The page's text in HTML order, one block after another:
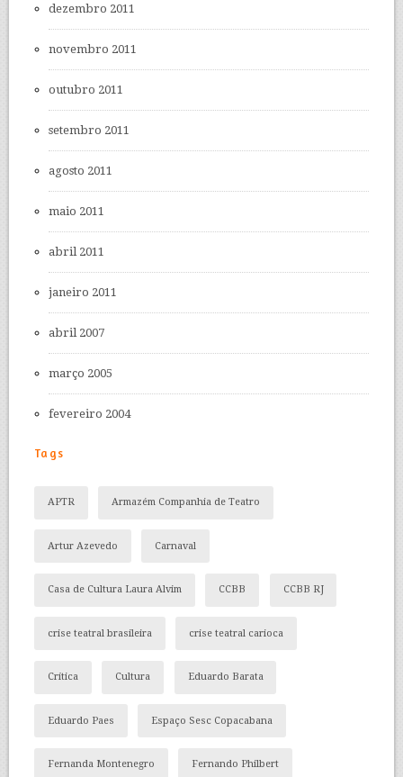
dezembro 2011
novembro 2011
outubro 2011
setembro 2011
agosto 2011
maio 2011
abril 2011
janeiro 2011
abril 2007
março 2005
fevereiro 2004
Tags
APTR Armazém Companhia de Teatro
Artur Azevedo Carnaval
Casa de Cultura Laura Alvim CCBB CCBB RJ
crise teatral brasileira crise teatral carioca
Crítica Cultura Eduardo Barata
Eduardo Paes Espaço Sesc Copacabana
Fernanda Montenegro Fernando Philbert